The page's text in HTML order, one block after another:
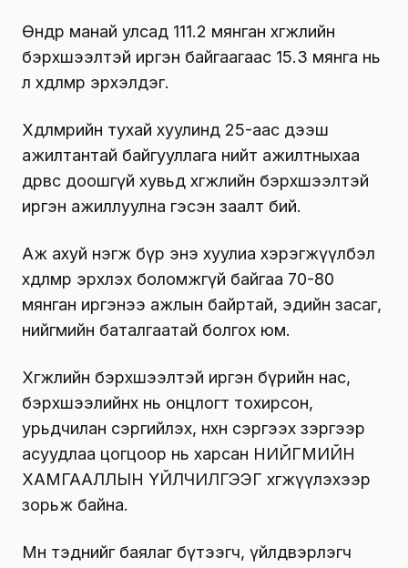
Өнөөдөр манай улсад 111.2 мянган хөгжлийн
бэрхшээлтэй иргэн байгаагаас 15.3 мянга нь
л хөдөлмөр эрхэлдэг.
Хөдөлмөрийн тухай хуулинд 25-аас дээш
ажилтантай байгууллага нийт ажилтныхаа
дөрвөөс доошгүй хувьд хөгжлийн бэрхшээлтэй
иргэн ажиллуулна гэсэн заалт бий.
Аж ахуй нэгж бүр энэ хуулиа хэрэгжүүлбэл
хөдөлмөр эрхлэх боломжгүй байгаа 70-80
мянган иргэнээ ажлын байртай, эдийн засаг,
нийгмийн баталгаатай болгох юм.
Хөгжлийн бэрхшээлтэй иргэн бүрийн нас,
бэрхшээлийнх нь онцлогт тохирсон,
урьдчилан сэргийлэх, нөхөн сэргээх зэргээр
асуудлаа цогцоор нь харсан НИЙГМИЙН
ХАМГААЛЛЫН ҮЙЛЧИЛГЭЭГ хөгжүүлэхээр
зорьж байна.
Мөн тэднийг баялаг бүтээгч, үйлдвэрлэгч